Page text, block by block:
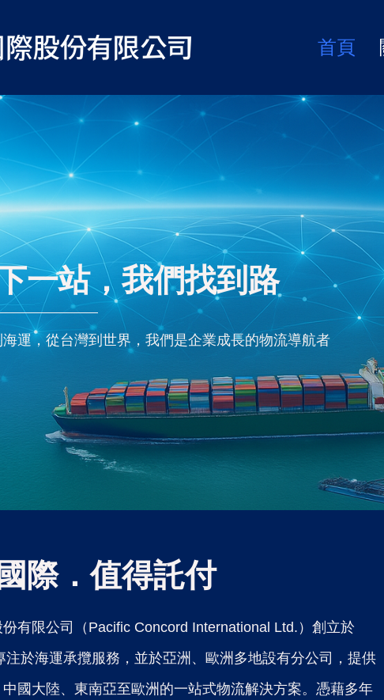
首頁
一站，我們找到路​
海運，從台灣到世界，我們是企業成長的物流導航者​
際．值得託付
有限公司（Pacific Concord International Ltd.）創立於
注於海運承攬服務，並於亞洲、歐洲多地設有分公司，提供
國大陸、東南亞至歐洲的一站式物流解決方案。憑藉多年